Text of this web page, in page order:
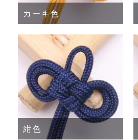
カーキ色
紺色